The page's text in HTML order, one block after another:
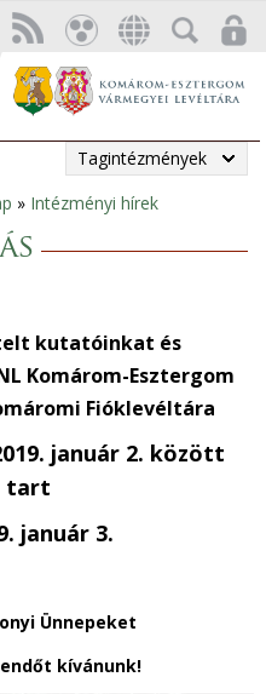
Tagintézmények
» Intézményi hírek
kutatóinkat és
Komárom-Esztergom
Fióklevéltára
január 2. között
tart
január 3.
Ünnepeket
kívánunk!